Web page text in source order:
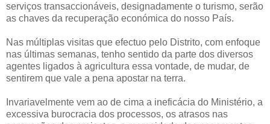
serviços transaccionáveis, designadamente o turismo, serão
as chaves da recuperação económica do nosso País.
Nas múltiplas visitas que efectuo pelo Distrito, com enfoque
nas últimas semanas, tenho sentido da parte dos diversos
agentes ligados à agricultura essa vontade, de mudar, de
sentirem que vale a pena apostar na terra.
Invariavelmente vem ao de cima a ineficácia do Ministério, a
excessiva burocracia dos processos, os atrasos nas